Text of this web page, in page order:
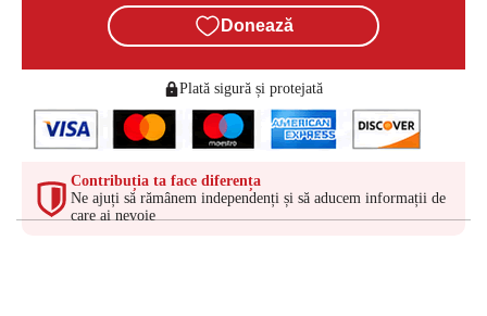
Donează
Plată sigură și protejată
Contribuția ta face diferența
Ne ajuți să rămânem independenți și să aducem informații de
care ai nevoie